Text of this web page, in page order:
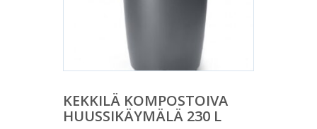
KEKKILÄ KOMPOSTOIVA
HUUSSIKÄYMÄLÄ 230 L